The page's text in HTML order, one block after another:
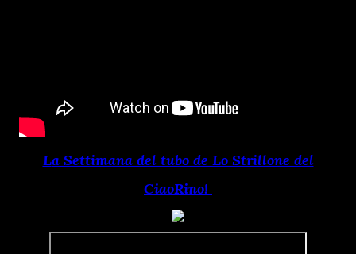
La Settimana del tubo de Lo Strillone del
CiaoRino!